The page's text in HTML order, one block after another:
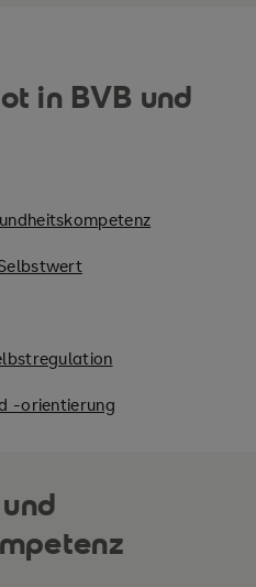
in BVB und
-orientierung